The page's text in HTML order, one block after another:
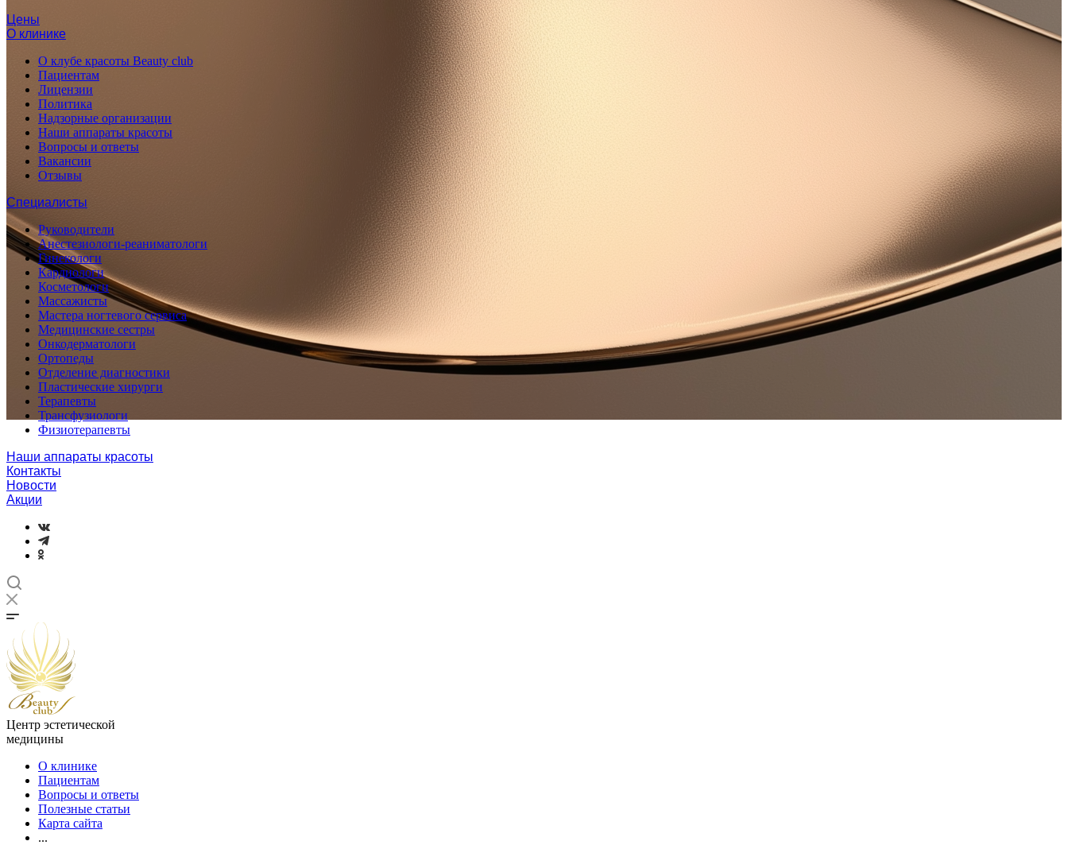
Цены
О клинике
О клубе красоты Beauty club
Пациентам
Лицензии
Политика
Надзорные организации
Наши аппараты красоты
Вопросы и ответы
Вакансии
Отзывы
Специалисты
Руководители
Анестезиологи-реаниматологи
Гинекологи
Кардиологи
Косметологи
Массажисты
Мастера ногтевого сервиса
Медицинские сестры
Онкодерматологи
Ортопеды
Отделение диагностики
Пластические хирурги
Терапевты
Трансфузиологи
Физиотерапевты
Наши аппараты красоты
Контакты
Новости
Акции
Центр эстетической
медицины
О клинике
Пациентам
Вопросы и ответы
Полезные статьи
Карта сайта
...